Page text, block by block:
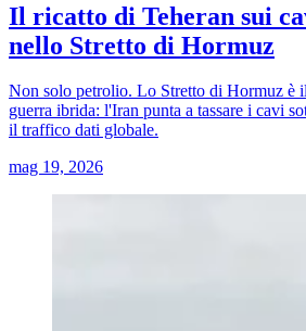
Il ricatto di Teheran sui
nello Stretto di Hormuz
Non solo petrolio. Lo Stretto di Hormuz è
guerra ibrida: l'Iran punta a tassare i cavi
il traffico dati globale.
mag 19, 2026